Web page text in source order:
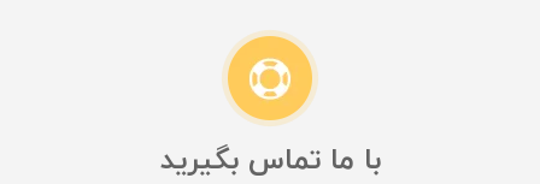
با ما تماس بگیرید